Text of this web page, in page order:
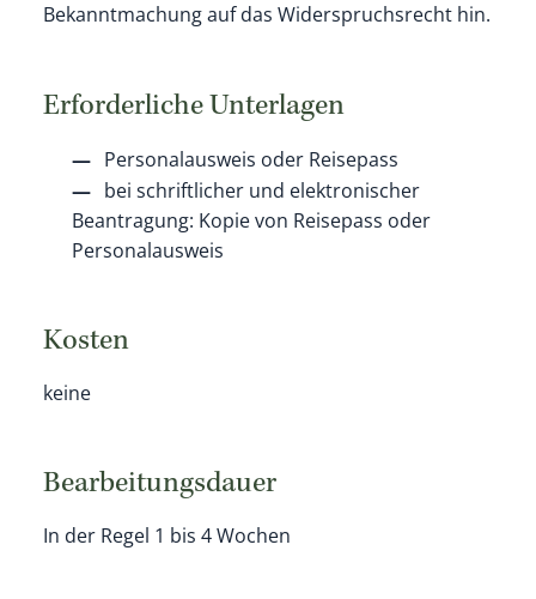
Bekanntmachung auf das Widerspruchsrecht hin.
Erforderliche Unterlagen
Personalausweis oder Reisepass
bei schriftlicher und elektronischer
Beantragung: Kopie von Reisepass oder
Personalausweis
Kosten
keine
Bearbeitungsdauer
In der Regel 1 bis 4 Wochen